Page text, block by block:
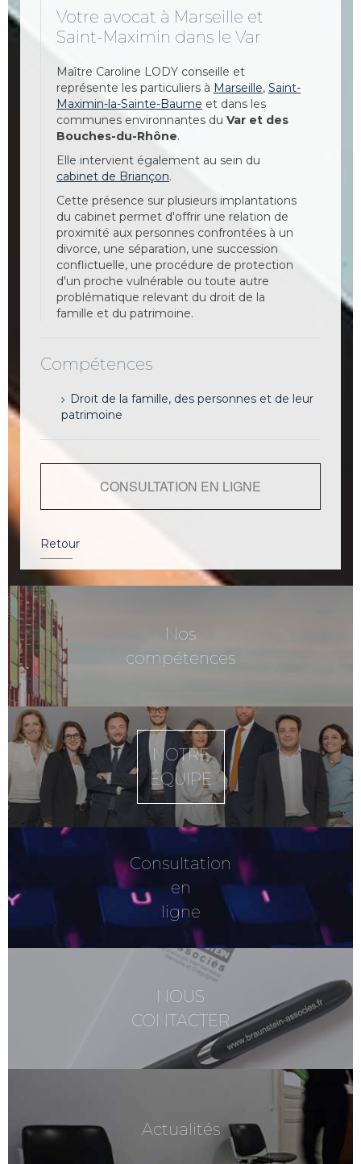
Votre avocat à Marseille et
Saint-Maximin dans le Var
Maître Caroline LODY conseille et
représente les particuliers à Marseille, Saint-
Maximin-la-Sainte-Baume et dans les
communes environnantes du Var et des
Bouches-du-Rhône.
Elle intervient également au sein du
cabinet de Briançon.
Cette présence sur plusieurs implantations
du cabinet permet d'offrir une relation de
proximité aux personnes confrontées à un
divorce, une séparation, une succession
conflictuelle, une procédure de protection
d'un proche vulnérable ou toute autre
problématique relevant du droit de la
famille et du patrimoine.
Compétences
Droit de la famille, des personnes et de leur
patrimoine
CONSULTATION EN LIGNE
Retour
Nos
compétences
NOTRE
ÉQUIPE
Consultation
en
ligne
NOUS
CONTACTER
Actualités